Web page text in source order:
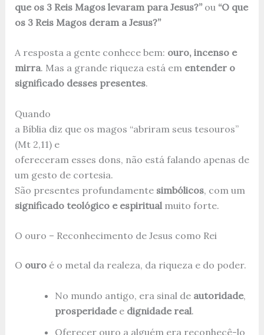
que os 3 Reis Magos levaram para Jesus?”ou “O que
os 3 Reis Magos deram a Jesus?”
A resposta a gente conhece bem: ouro, incenso e
mirra. Mas a grande riqueza está em entender o
significado desses presentes.
Quando
a Bíblia diz que os magos “abriram seus tesouros”
(Mt 2,11) e
ofereceram esses dons, não está falando apenas de
um gesto de cortesia.
São presentes profundamente simbólicos, com um
significado teológico e espiritualmuito forte.
O ouro – Reconhecimento de Jesus como Rei
O ouroé o metal da realeza, da riqueza e do poder.
No mundo antigo, era sinal de autoridade,
prosperidadee dignidade real.
Oferecer ouro a alguém era reconhecê-lo